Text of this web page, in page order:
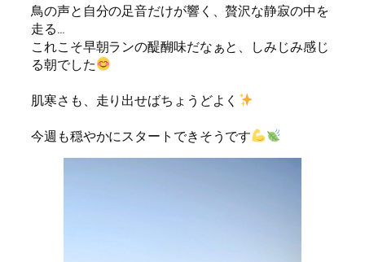
鳥の声と自分の足音だけが響く、贅沢な静寂の中を
走る…
これこそ早朝ランの醍醐味だなぁと、しみじみ感じ
る朝でした
肌寒さも、走り出せばちょうどよく
今週も穏やかにスタートできそうです